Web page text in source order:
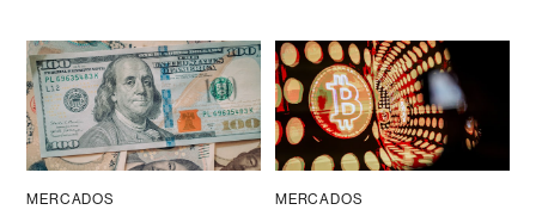
MERCADOS MERCADOS